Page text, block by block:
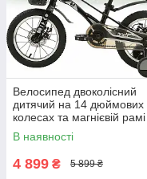
Велосипед двоколісний
дитячий на 14 дюймових
колесах та магнієвій рамі
Profi MB 14OXIC BLACK
Чорний
В наявності
4 899 ₴ 5 899 ₴